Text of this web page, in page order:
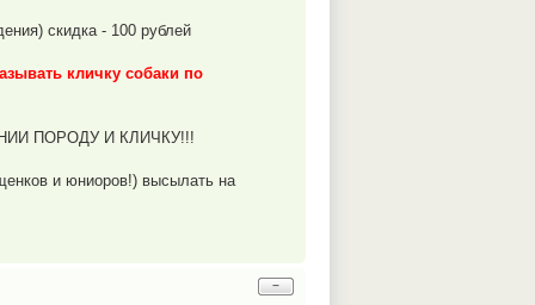
скидка - 100 рублей
кличку собаки по
ПОРОДУ И КЛИЧКУ!!!
и юниоров!) высылать на
−